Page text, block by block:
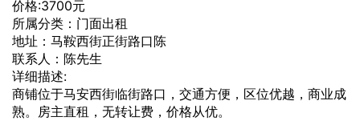
价格:3700元
所属分类：门面出租
地址：马鞍西街正街路口陈
联系人：陈先生
详细描述:
商铺位于马安西街临街路口，交通方便，区位优越，商业成
熟。房主直租，无转让费，价格从优。